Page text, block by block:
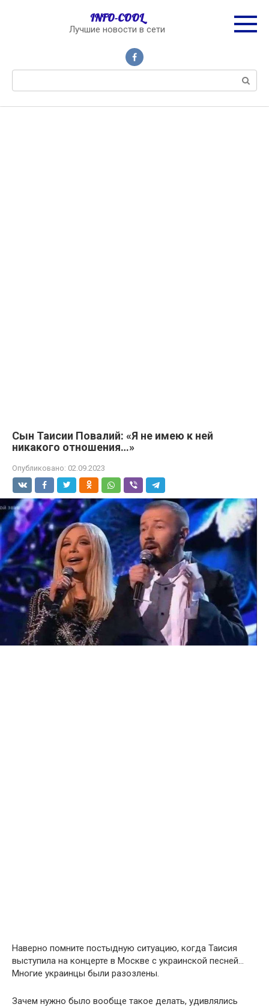
INFO-COOL
Лучшие новости в сети
Сын Таисии Повалий: «Я не имею к ней
никакого отношения…»
Опубликовано: 02.09.2023
Наверно помните постыдную ситуацию, когда Таисия
выступила на концерте в Москве с украинской песней…
Многие украинцы были разозлены.
Зачем нужно было вообще такое делать, удивлялись